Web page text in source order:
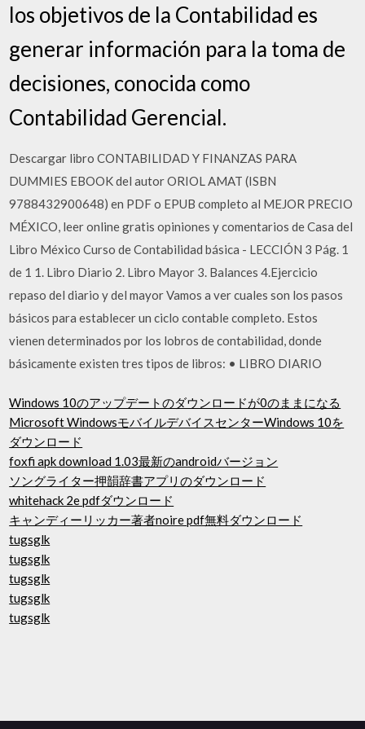
los objetivos de la Contabilidad es
generar información para la toma de
decisiones, conocida como
Contabilidad Gerencial.
Descargar libro CONTABILIDAD Y FINANZAS PARA
DUMMIES EBOOK del autor ORIOL AMAT (ISBN
9788432900648) en PDF o EPUB completo al MEJOR PRECIO
MÉXICO, leer online gratis opiniones y comentarios de Casa del
Libro México Curso de Contabilidad básica - LECCIÓN 3 Pág. 1
de 1 1. Libro Diario 2. Libro Mayor 3. Balances 4.Ejercicio
repaso del diario y del mayor Vamos a ver cuales son los pasos
básicos para establecer un ciclo contable completo. Estos
vienen determinados por los lobros de contabilidad, donde
básicamente existen tres tipos de libros: • LIBRO DIARIO
Windows 10のアップデートのダウンロードが0のままになる
Microsoft WindowsモバイルデバイスセンターWindows 10を
ダウンロード
foxfi apk download 1.03最新のandroidバージョン
ソングライター押韻辞書アプリのダウンロード
whitehack 2e pdfダウンロード
キャンディーリッカー著者noire pdf無料ダウンロード
tugsglk
tugsglk
tugsglk
tugsglk
tugsglk